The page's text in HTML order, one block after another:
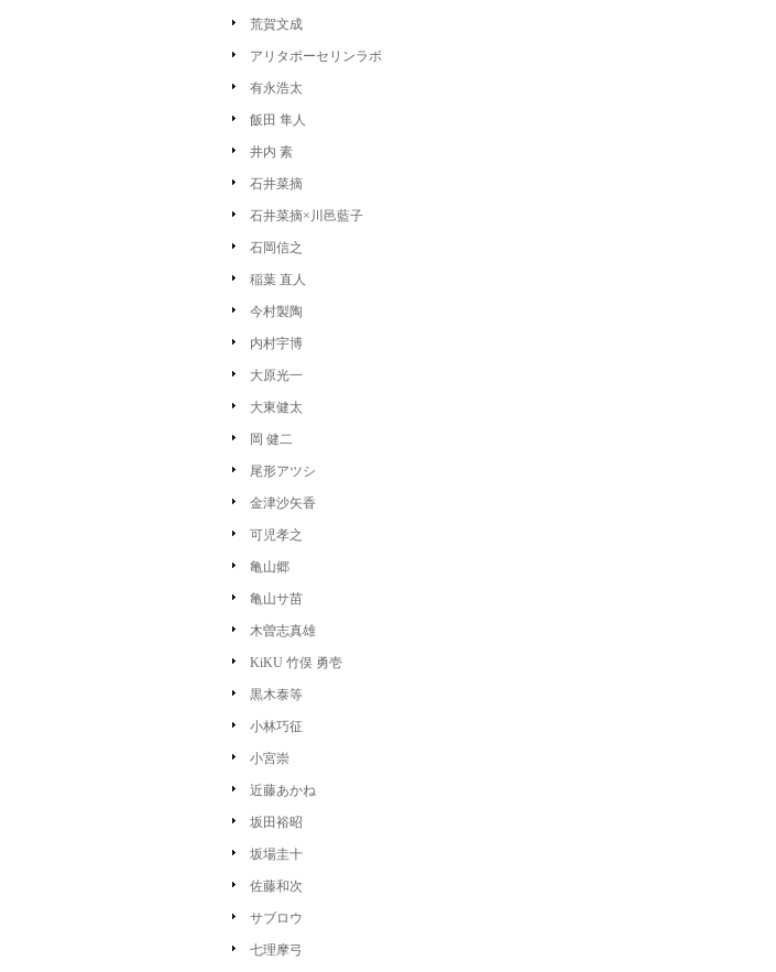
荒賀文成
アリタポーセリンラボ
有永浩太
飯田 隼人
井内 素
石井菜摘
石井菜摘×川邑藍子
石岡信之
稲葉 直人
今村製陶
内村宇博
大原光一
大東健太
岡 健二
尾形アツシ
金津沙矢香
可児孝之
亀山郷
亀山サ苗
木曽志真雄
KiKU 竹俣 勇壱
黒木泰等
小林巧征
小宮崇
近藤あかね
坂田裕昭
坂場圭十
佐藤和次
サブロウ
七理摩弓